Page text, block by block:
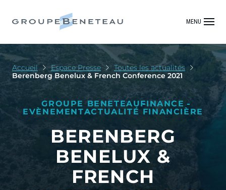
MENU
Accueil Espace Presse
Toutes les actualités
Berenberg Benelux & French Conference 2021
GROUPE BENETEAUFINANCE
EVÈNEMENTACTUALITÉ FINANCIÈRE
BERENBERG
BENELUX &
FRENCH